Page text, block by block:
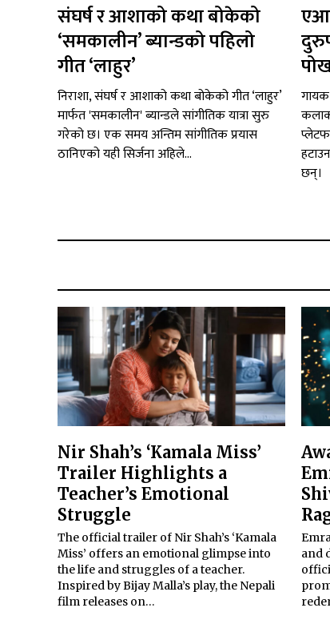
संघर्ष र आशाको कथा बोकेको
‘समकालीन’ ब्यान्डको पहिलो
गीत ‘लाहुर’
निराशा, संघर्ष र आशाको कथा बोकेको गीत ‘लाहुर’
मार्फत 'समकालीन' ब्यान्डले सांगीतिक यात्रा सुरु
गरेको छ। एक समय अन्तिम सांगीतिक प्रयास
ठानिएको यही सिर्जना अहिले...
छन्।
Nir Shah’s ‘Kamala Miss’
Trailer Highlights a
Teacher’s Emotional
Struggle
The official trailer of Nir Shah’s ‘Kamala
Miss’ offers an emotional glimpse into
the life and struggles of a teacher.
Inspired by Bijay Malla’s play, the Nepali
film releases on…
and